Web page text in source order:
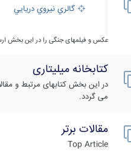
گالري نيروي دريايي
عکس و فیلمهای جنگی را در این بخش
کتابخانه میلیتاری
در این بخش کتابهای مرتبط و
می گردد.
مقالات برتر
Top Article